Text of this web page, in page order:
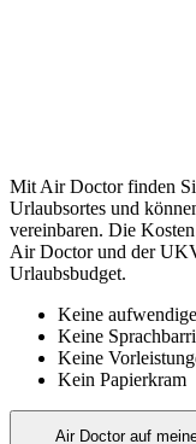
Mit Air Doctor finden
Urlaubsortes und
vereinbaren. Die
Air Doctor und der
Urlaubsbudget.
Keine
Keine
Keine
Kein Papierkram
Air Doctor auf